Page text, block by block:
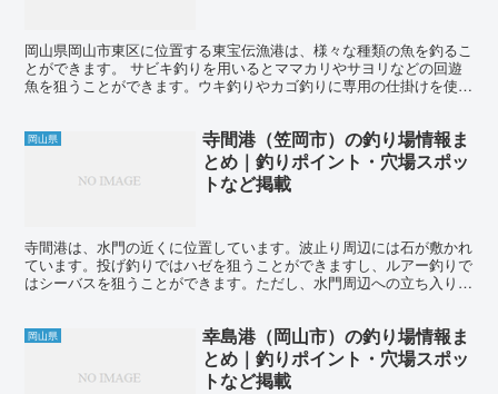
岡山県岡山市東区に位置する東宝伝漁港は、様々な種類の魚を釣るこ
とができます。 サビキ釣りを用いるとママカリやサヨリなどの回遊
魚を狙うことができます。ウキ釣りやカゴ釣りに専用の仕掛けを使う
岡山県
寺間港（笠岡市）の釣り場情報ま
とめ｜釣りポイント・穴場スポッ
トなど掲載
寺間港は、水門の近くに位置しています。波止り周辺には石が敷かれ
ています。投げ釣りではハゼを狙うことができますし、ルアー釣りで
はシーバスを狙うことができます。ただし、水門周辺への立ち入りは
岡山県
幸島港（岡山市）の釣り場情報ま
とめ｜釣りポイント・穴場スポッ
トなど掲載